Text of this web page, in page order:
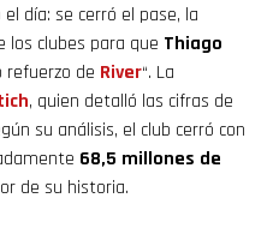
el día: se cerró el pase, la
los clubes para que Thiago
de River“. La
, quien detalló las cifras de
su análisis, el club cerró con
68,5 millones de
de su historia.